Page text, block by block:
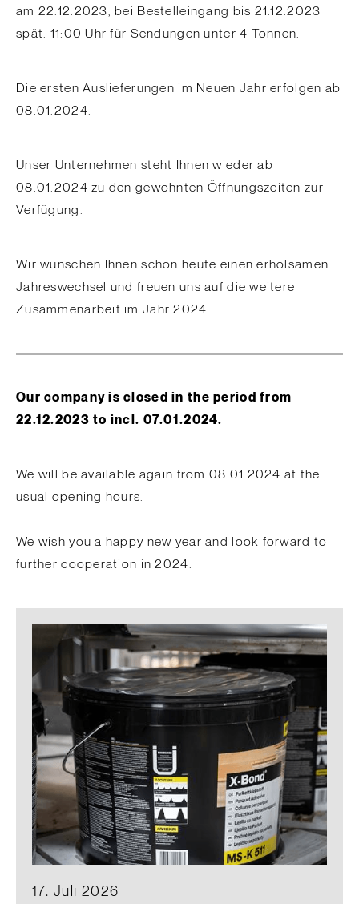
am 22.12.2023, bei Bestelleingang bis 21.12.2023
spät. 11:00 Uhr für Sendungen unter 4 Tonnen.
Die ersten Auslieferungen im Neuen Jahr erfolgen ab
08.01.2024.
Unser Unternehmen steht Ihnen wieder ab
08.01.2024 zu den gewohnten Öffnungszeiten zur
Verfügung.
Wir wünschen Ihnen schon heute einen erholsamen
Jahreswechsel und freuen uns auf die weitere
Zusammenarbeit im Jahr 2024.
Our company is closed in the period from
22.12.2023 to incl. 07.01.2024.
We will be available again from 08.01.2024 at the
usual opening hours.
We wish you a happy new year and look forward to
further cooperation in 2024.
17. Juli 2026